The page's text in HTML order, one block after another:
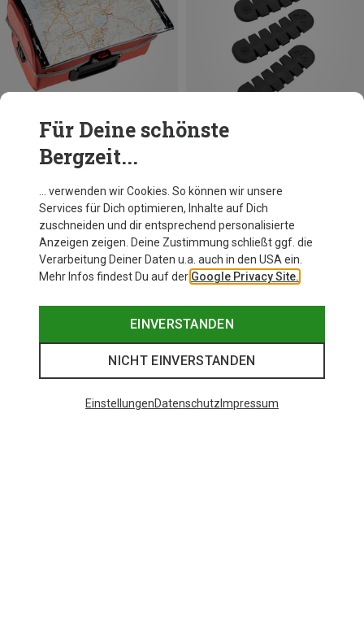
Du sparst 29%
Vaude
Rack Protection
5,95 €
Für Deine schönste
Bergzeit...
… verwenden wir Cookies. So können wir unsere
Services für Dich optimieren, Inhalte auf Dich
zuschneiden und dir entsprechend personalisierte
Anzeigen zeigen. Deine Zustimmung schließt ggf. die
Verarbeitung Deiner Daten u.a. auch in den USA ein.
Mehr Infos findest Du auf der Google Privacy Site.
EINVERSTANDEN
NICHT EINVERSTANDEN
EinstellungenDatenschutz Impressum